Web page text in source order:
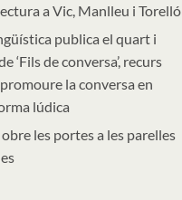
a Vic, Manlleu i Torelló
publica el quart i
‘Fils de conversa’, recurs
la conversa en
lúdica
les portes a les parelles